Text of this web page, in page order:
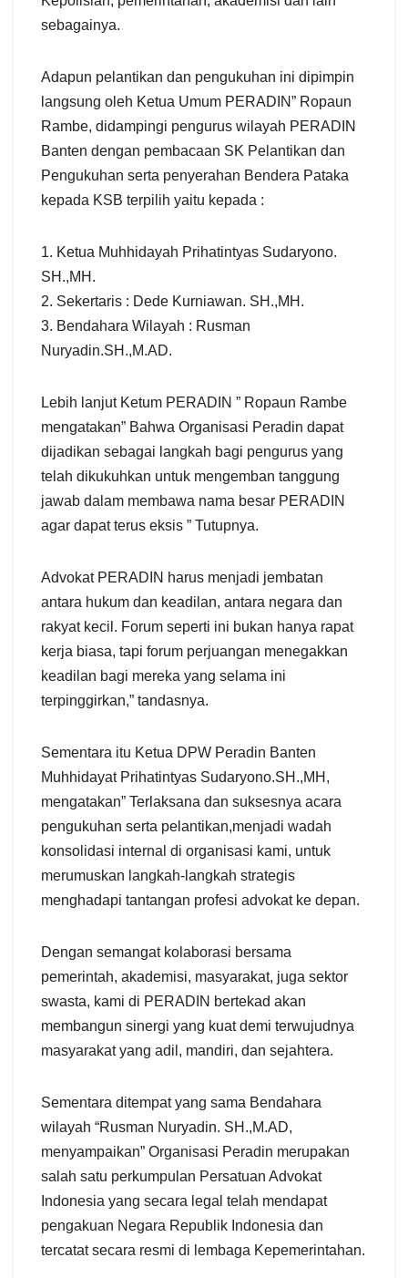
sebagainya.
Adapun pelantikan dan pengukuhan ini dipimpin
langsung oleh Ketua Umum PERADIN” Ropaun
Rambe, didampingi pengurus wilayah PERADIN
Banten dengan pembacaan SK Pelantikan dan
Pengukuhan serta penyerahan Bendera Pataka
kepada KSB terpilih yaitu kepada :
1. Ketua Muhhidayah Prihatintyas Sudaryono.
SH.,MH.
2. Sekertaris : Dede Kurniawan. SH.,MH.
3. Bendahara Wilayah : Rusman
Nuryadin.SH.,M.AD.
Lebih lanjut Ketum PERADIN ” Ropaun Rambe
mengatakan” Bahwa Organisasi Peradin dapat
dijadikan sebagai langkah bagi pengurus yang
telah dikukuhkan untuk mengemban tanggung
jawab dalam membawa nama besar PERADIN
agar dapat terus eksis ” Tutupnya.
Advokat PERADIN harus menjadi jembatan
antara hukum dan keadilan, antara negara dan
rakyat kecil. Forum seperti ini bukan hanya rapat
kerja biasa, tapi forum perjuangan menegakkan
keadilan bagi mereka yang selama ini
terpinggirkan,” tandasnya.
Sementara itu Ketua DPW Peradin Banten
Muhhidayat Prihatintyas Sudaryono.SH.,MH,
mengatakan” Terlaksana dan suksesnya acara
pengukuhan serta pelantikan,menjadi wadah
konsolidasi internal di organisasi kami, untuk
merumuskan langkah-langkah strategis
menghadapi tantangan profesi advokat ke depan.
Dengan semangat kolaborasi bersama
pemerintah, akademisi, masyarakat, juga sektor
swasta, kami di PERADIN bertekad akan
membangun sinergi yang kuat demi terwujudnya
masyarakat yang adil, mandiri, dan sejahtera.
Sementara ditempat yang sama Bendahara
wilayah “Rusman Nuryadin. SH.,M.AD,
menyampaikan” Organisasi Peradin merupakan
salah satu perkumpulan Persatuan Advokat
Indonesia yang secara legal telah mendapat
pengakuan Negara Republik Indonesia dan
tercatat secara resmi di lembaga Kepemerintahan.